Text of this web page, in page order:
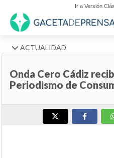
Ir a Versión
ACTUALIDAD
Onda Cero Cádiz
Periodismo de